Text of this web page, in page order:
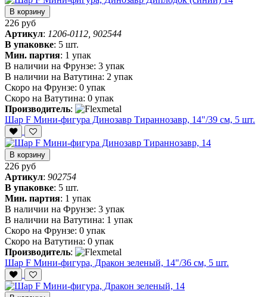
В корзину
226 руб
Артикул: 1206-0112, 902544
В упаковке: 5 шт.
Мин. партия: 1 упак
В наличии на Фрунзе: 3 упак
В наличии на Ватутина: 2 упак
Скоро на Фрунзе: 0 упак
Скоро на Ватутина: 0 упак
Производитель:
Шар F Мини-фигура Динозавр Тираннозавр, 14"/39 см, 5 шт.
В корзину
226 руб
Артикул: 902754
В упаковке: 5 шт.
Мин. партия: 1 упак
В наличии на Фрунзе: 3 упак
В наличии на Ватутина: 1 упак
Скоро на Фрунзе: 0 упак
Скоро на Ватутина: 0 упак
Производитель:
Шар F Мини-фигура, Дракон зеленый, 14"/36 см, 5 шт.